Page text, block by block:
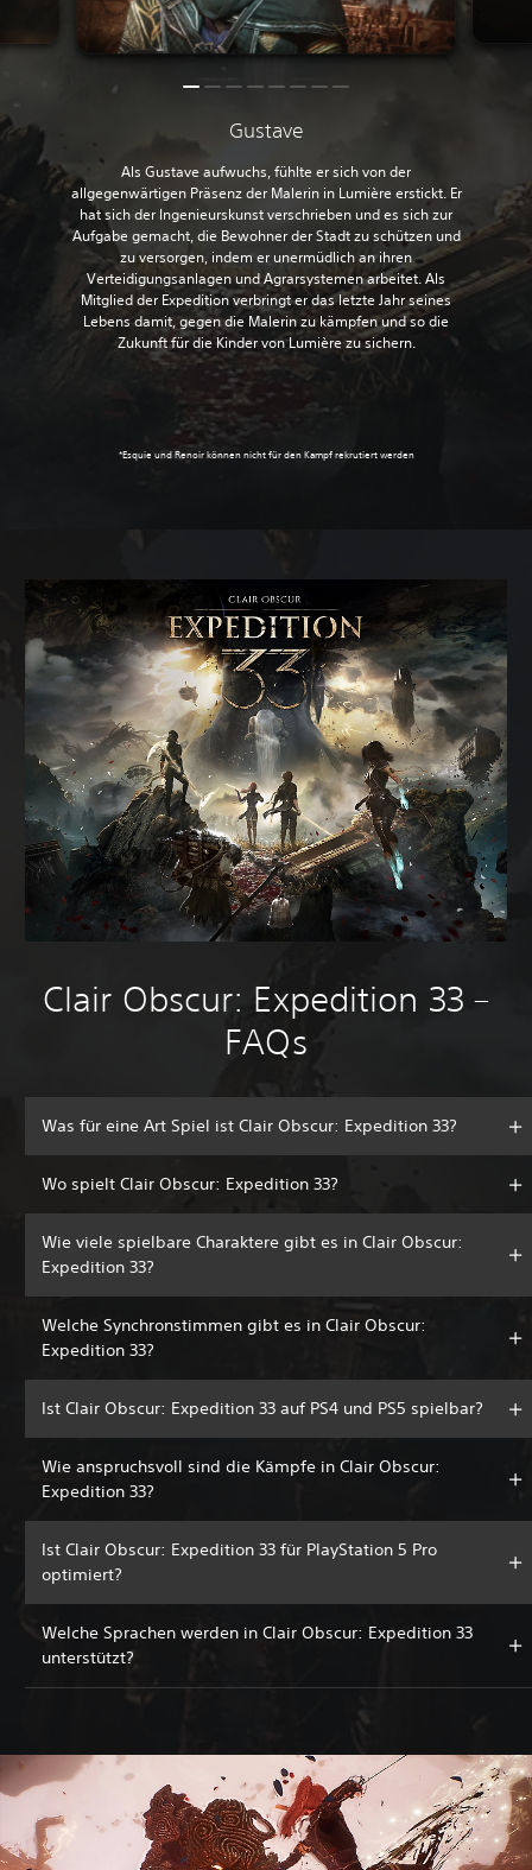
Gustave
Als Gustave aufwuchs, fühlte er sich von der
allgegenwärtigen Präsenz der Malerin in Lumière erstickt. Er
hat sich der Ingenieurskunst verschrieben und es sich zur
Aufgabe gemacht, die Bewohner der Stadt zu schützen und
zu versorgen, indem er unermüdlich an ihren
Verteidigungsanlagen und Agrarsystemen arbeitet. Als
Mitglied der Expedition verbringt er das letzte Jahr seines
Lebens damit, gegen die Malerin zu kämpfen und so die
Zukunft für die Kinder von Lumière zu sichern.
*Esquie und Renoir können nicht für den Kampf rekrutiert werden
Clair Obscur: Expedition 33 –
FAQs
Was für eine Art Spiel ist Clair Obscur: Expedition 33?
Wo spielt Clair Obscur: Expedition 33?
Wie viele spielbare Charaktere gibt es in Clair Obscur:
Expedition 33?
Welche Synchronstimmen gibt es in Clair Obscur:
Expedition 33?
Ist Clair Obscur: Expedition 33 auf PS4 und PS5 spielbar?
Wie anspruchsvoll sind die Kämpfe in Clair Obscur:
Expedition 33?
Ist Clair Obscur: Expedition 33 für PlayStation 5 Pro
optimiert?
Welche Sprachen werden in Clair Obscur: Expedition 33
unterstützt?